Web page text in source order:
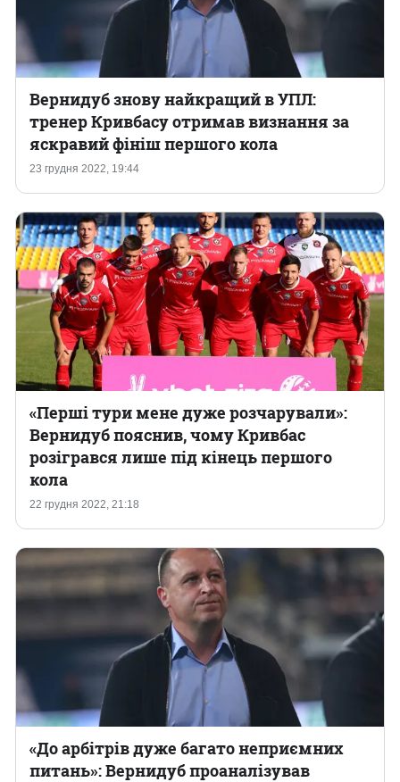
23 грудня 2022, 19:44
Вернидуб знову найкращий в УПЛ:
тренер Кривбасу отримав визнання за
яскравий фініш першого кола
22 грудня 2022, 21:18
«Перші тури мене дуже розчарували»:
Вернидуб пояснив, чому Кривбас
розігрався лише під кінець першого
кола
«До арбітрів дуже багато неприємних
питань»: Вернидуб проаналізував